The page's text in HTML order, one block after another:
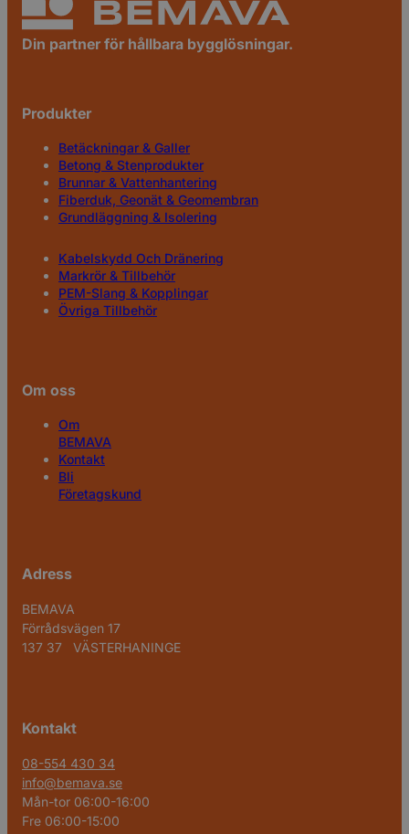
Din partner för hållbara bygglösningar.
Produkter
Betäckningar & Galler
Betong & Stenprodukter
Brunnar & Vattenhantering
Fiberduk, Geonät & Geomembran
Grundläggning & Isolering
Kabelskydd Och Dränering
Markrör & Tillbehör
PEM-Slang & Kopplingar
Övriga Tillbehör
Om oss
Om
BEMAVA
Kontakt
Bli
Företagskund
Adress
BEMAVA
Förrådsvägen 17
137 37 VÄSTERHANINGE
Kontakt
08-554 430 34
info@bemava.se
Mån-tor 06:00-16:00
Fre 06:00-15:00